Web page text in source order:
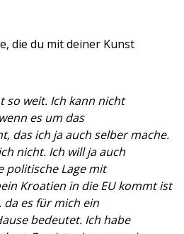
die du mit deiner Kunst
so weit. Ich kann nicht
es um das
das ich ja auch selber mache.
nicht. Ich will ja auch
politische Lage mit
Kroatien in die EU kommt ist
es für mich ein
bedeutet. Ich habe